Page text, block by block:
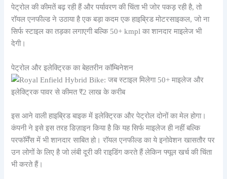
पेट्रोल की कीमतें बढ़ रही हैं और पर्यावरण की चिंता भी जोर पकड़ रही है, तो
रॉयल एनफील्ड ने उठाया है एक बड़ा कदम एक हाइब्रिड मोटरसाइकल, जो ना
सिर्फ स्टाइल का तड़का लगाएगी बल्कि 50+ kmpl का शानदार माइलेज भी
देगी।
पेट्रोल और इलेक्ट्रिक का बेहतरीन कॉम्बिनेशन
इस आने वाली हाइब्रिड बाइक में इलेक्ट्रिक और पेट्रोल दोनों का मेल होगा।
कंपनी ने इसे इस तरह डिज़ाइन किया है कि यह सिर्फ माइलेज ही नहीं बल्कि
परफॉर्मेंस में भी शानदार साबित हो। रॉयल एनफील्ड का ये इनोवेशन खासतौर पर
उन लोगों के लिए है जो लंबी दूरी की राइडिंग करते हैं लेकिन फ्यूल खर्च की चिंता
भी करते हैं।